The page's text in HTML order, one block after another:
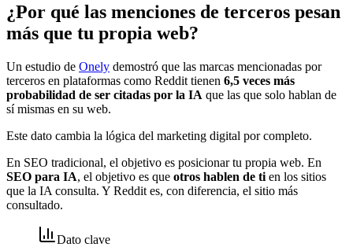
¿Por qué las menciones de terceros pesan
más que tu propia web?
Un estudio de Onely demostró que las marcas mencionadas por
terceros en plataformas como Reddit tienen 6,5 veces más
probabilidad de ser citadas por la IA que las que solo hablan de
sí mismas en su web.
Este dato cambia la lógica del marketing digital por completo.
En SEO tradicional, el objetivo es posicionar tu propia web. En
SEO para IA, el objetivo es que otros hablen de ti en los sitios
que la IA consulta. Y Reddit es, con diferencia, el sitio más
consultado.
Dato clave